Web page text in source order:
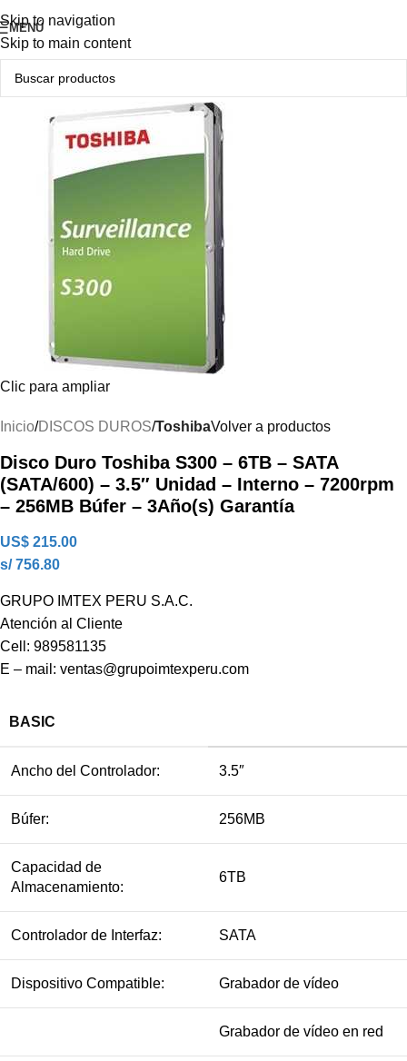
Skip to navigation
Skip to main content
MENÚ
Producto Original
Clic para ampliar
Inicio DISCOS DUROS ToshibaVolver a productos
Disco Duro Toshiba S300 – 6TB – SATA
(SATA/600) – 3.5″ Unidad – Interno – 7200rpm
– 256MB Búfer – 3Año(s) Garantía
US$ 215.00
s/ 756.80
GRUPO IMTEX PERU S.A.C.
Atención al Cliente
Cell: 989581135
E – mail: ventas@grupoimtexperu.com
BASIC
Ancho del Controlador: 3.5″
Búfer: 256MB
Capacidad de
Almacenamiento:
6TB
Controlador de Interfaz: SATA
Dispositivo Compatible: Grabador de vídeo
Grabador de vídeo en red